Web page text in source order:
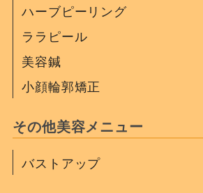
ハーブピーリング
ララピール
美容鍼
小顔輪郭矯正
その他美容メニュー
バストアップ